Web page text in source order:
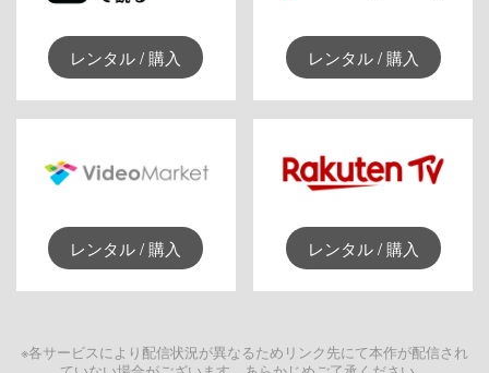
レンタル / 購入 レンタル / 購入
レンタル / 購入 レンタル / 購入
※各サービスにより配信状況が異なるためリンク先にて本作が配信され